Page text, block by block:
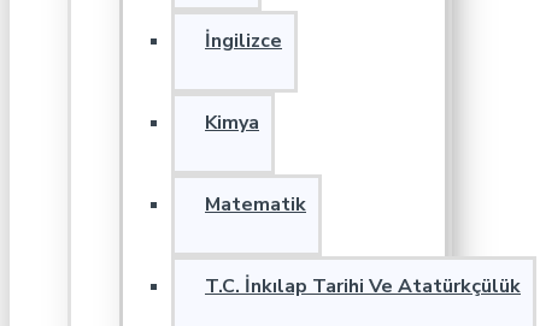
İngilizce
Kimya
Matematik
T.C. İnkılap Tarihi Ve Atatürkçülük